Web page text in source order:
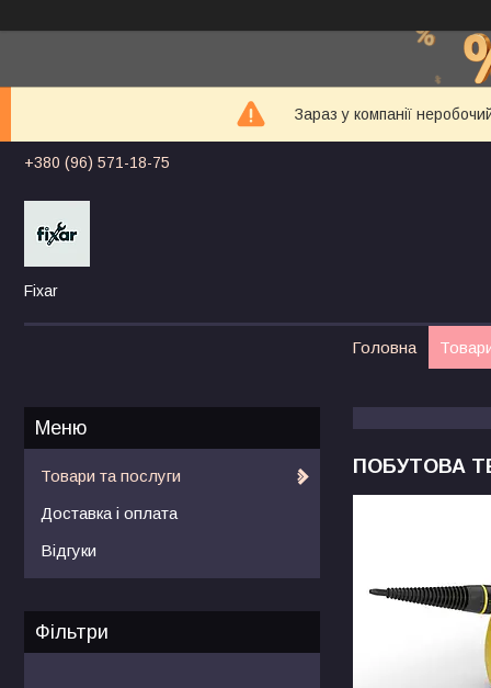
Зараз у компанії
+380 (96) 571-18-75
Fixar
Головна
ПОБУТОВА
Товари та послуги
Доставка і оплата
Відгуки
Фільтри